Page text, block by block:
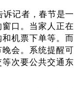
记者，春节是一
口。当家人正在
机票下单等。而
会。系统提醒可
次要公共交通东